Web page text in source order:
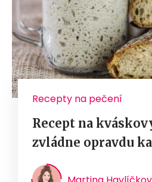
Recepty na pečení
Recept na
zvládne opravdu